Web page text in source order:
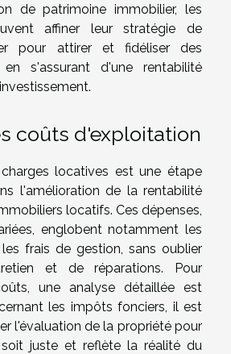
de patrimoine immobilier, les
affiner leur stratégie de
pour attirer et fidéliser des
s'assurant d'une rentabilité
coûts d'exploitation
locatives est une étape
l'amélioration de la rentabilité
locatifs. Ces dépenses,
englobent notamment les
frais de gestion, sans oublier
et de réparations. Pour
une analyse détaillée est
les impôts fonciers, il est
l'évaluation de la propriété pour
soit juste et reflète la réalité du